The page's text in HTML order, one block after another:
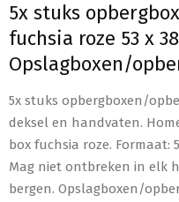
5x stuks
fuchsia roze 53 x
Opslagboxen/
5x stuks opbergboxen/
deksel en handvaten.
box fuchsia roze. Formaat:
Mag niet ontbreken in elk
bergen. Opslagboxen/